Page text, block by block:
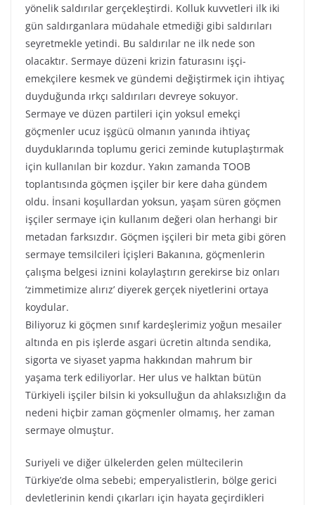
yönelik saldırılar gerçekleştirdi. Kolluk kuvvetleri ilk iki
gün saldırganlara müdahale etmediği gibi saldırıları
seyretmekle yetindi. Bu saldırılar ne ilk nede son
olacaktır. Sermaye düzeni krizin faturasını işçi-
emekçilere kesmek ve gündemi değiştirmek için ihtiyaç
duyduğunda ırkçı saldırıları devreye sokuyor.
Sermaye ve düzen partileri için yoksul emekçi
göçmenler ucuz işgücü olmanın yanında ihtiyaç
duyduklarında toplumu gerici zeminde kutuplaştırmak
için kullanılan bir kozdur. Yakın zamanda TOOB
toplantısında göçmen işçiler bir kere daha gündem
oldu. İnsani koşullardan yoksun, yaşam süren göçmen
işçiler sermaye için kullanım değeri olan herhangi bir
metadan farksızdır. Göçmen işçileri bir meta gibi gören
sermaye temsilcileri İçişleri Bakanına, göçmenlerin
çalışma belgesi iznini kolaylaştırın gerekirse biz onları
‘zimmetimize alırız’ diyerek gerçek niyetlerini ortaya
koydular.
Biliyoruz ki göçmen sınıf kardeşlerimiz yoğun mesailer
altında en pis işlerde asgari ücretin altında sendika,
sigorta ve siyaset yapma hakkından mahrum bir
yaşama terk ediliyorlar. Her ulus ve halktan bütün
Türkiyeli işçiler bilsin ki yoksulluğun da ahlaksızlığın da
nedeni hiçbir zaman göçmenler olmamış, her zaman
sermaye olmuştur.
Suriyeli ve diğer ülkelerden gelen mültecilerin
Türkiye’de olma sebebi; emperyalistlerin, bölge gerici
devletlerinin kendi çıkarları için hayata geçirdikleri